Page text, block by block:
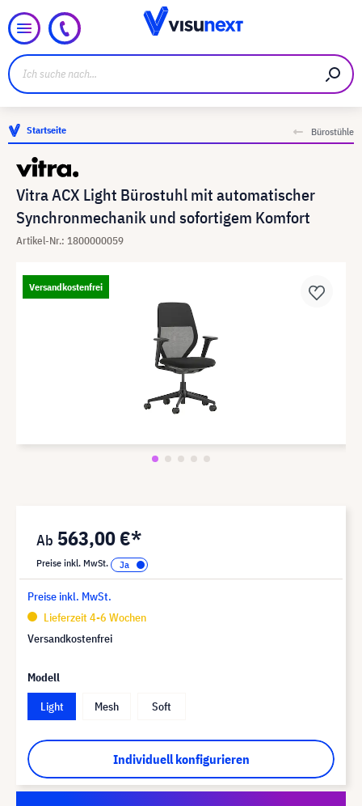
Startseite Bürostühle
Vitra ACX Light Bürostuhl mit automatischer
Synchronmechanik und sofortigem Komfort
Artikel-Nr.: 1800000059
Versandkostenfrei
563,00 €*
Preise inkl. MwSt.
Preise inkl. MwSt.
Lieferzeit 4-6 Wochen
Versandkostenfrei
Modell
Light
Mesh Soft
Individuell konfigurieren